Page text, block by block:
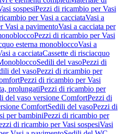
sospesiPezzi di ricambio per Vasi
per Vasi a cacciataVasi a
Vasi a pavimentoVasi a cacciata per
Pezzi di ricambio per Vasi
esterna monobloccoVasi a
a cacciataCassette di risciacquo
Sedili del vasoPezzi di
del vasoPezzi di ricambio per
Pezzi di ricambio per Vasi
prolungatiPezzi di ricambio per
del vaso versione ComfortPezzi di
ComfortSedili del vasoPezzi di
per bambiniPezzi di ricambio per
di ricambio per Vasi sospesiVasi